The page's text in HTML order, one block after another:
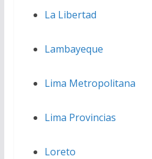
La Libertad
Lambayeque
Lima Metropolitana
Lima Provincias
Loreto